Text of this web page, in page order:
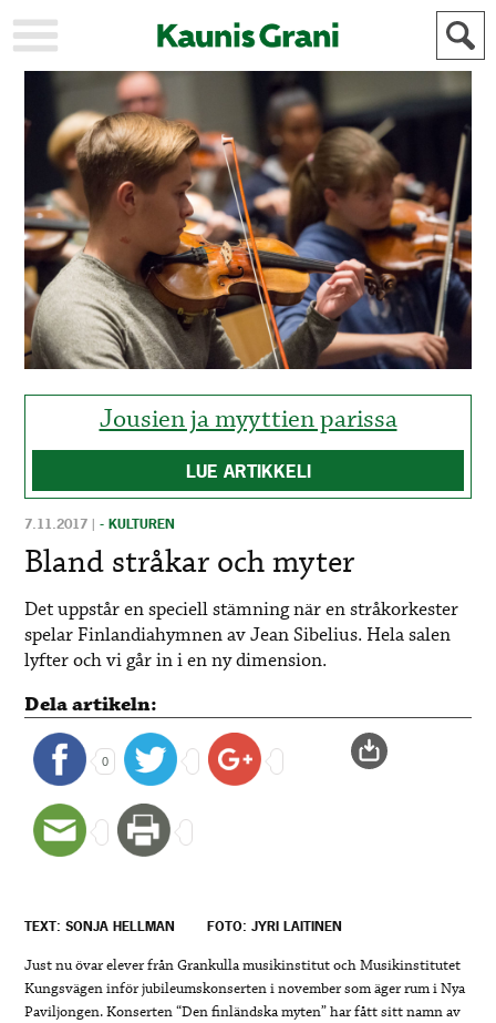
KAUPUNKI
AJANKOHTAISTA
AKTUELLT
URHEILU
IDROTT
KULTTUURI
KULTUR
HISTORIA
HISTORIA
YLEINEN
ALLMÄN
MAINOSTAJILLE
FÖR
ANNONSÖRER
Jousien ja myyttien parissa
LUE ARTIKKELI
7.11.2017 |- KULTUREN
Bland stråkar och myter
Det uppstår en speciell stämning när en stråkorkester
spelar Finlandiahymnen av Jean Sibelius. Hela salen
lyfter och vi går in i en ny dimension.
Dela artikeln:
0
TEXT: SONJA HELLMAN FOTO: JYRI LAITINEN
Just nu övar elever från Grankulla musikinstitut och Musikinstitutet
Kungsvägen inför jubileumskonserten i november som äger rum i Nya
Paviljongen. Konserten “Den finländska myten” har fått sitt namn av